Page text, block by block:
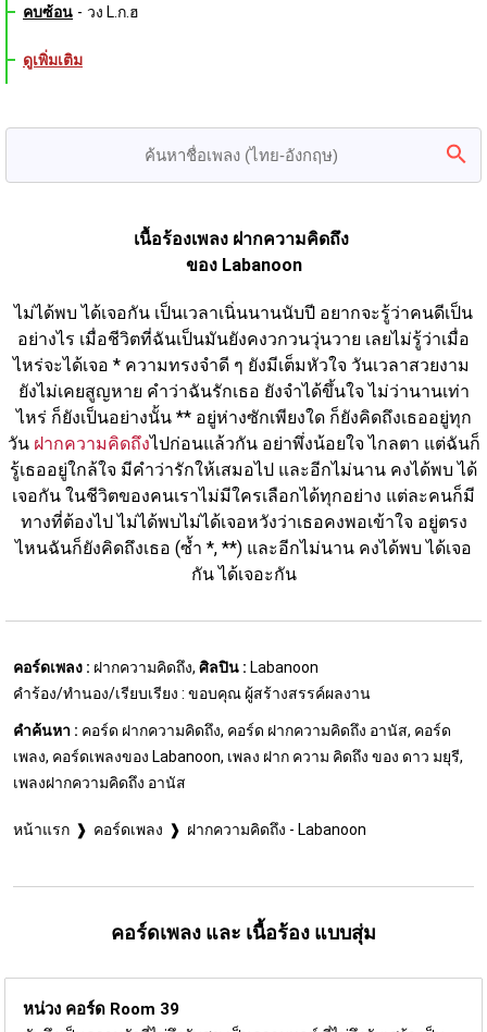
คบซ้อน - วง L.ก.ฮ
ดูเพิ่มเติม
เนื้อร้องเพลง ฝากความคิดถึง
ของ Labanoon
ไม่ได้พบ ได้เจอกัน เป็นเวลาเนิ่นนานนับปี อยากจะรู้ว่าคนดีเป็น
อย่างไร เมื่อชีวิตที่ฉันเป็นมันยังคงวกวนวุ่นวาย เลยไม่รู้ว่าเมื่อ
ไหร่จะได้เจอ * ความทรงจำดี ๆ ยังมีเต็มหัวใจ วันเวลาสวยงาม
ยังไม่เคยสูญหาย คำว่าฉันรักเธอ ยังจำได้ขึ้นใจ ไม่ว่านานเท่า
ไหร่ ก็ยังเป็นอย่างนั้น ** อยู่ห่างซักเพียงใด ก็ยังคิดถึงเธออยู่ทุก
วัน ฝากความคิดถึงไปก่อนแล้วกัน อย่าพึ่งน้อยใจ ไกลตา แต่ฉันก็
รู้เธออยู่ใกล้ใจ มีคำว่ารักให้เสมอไป และอีกไม่นาน คงได้พบ ได้
เจอกัน ในชีวิตของคนเราไม่มีใครเลือกได้ทุกอย่าง แต่ละคนก็มี
ทางที่ต้องไป ไม่ได้พบไม่ได้เจอหวังว่าเธอคงพอเข้าใจ อยู่ตรง
ไหนฉันก็ยังคิดถึงเธอ (ซ้ำ *, **) และอีกไม่นาน คงได้พบ ได้เจอ
กัน ได้เจอะกัน
คอร์ดเพลง : ฝากความคิดถึง, ศิลปิน : Labanoon
คำร้อง/ทำนอง/เรียบเรียง : ขอบคุณ ผู้สร้างสรรค์ผลงาน
คำค้นหา : คอร์ด ฝากความคิดถึง, คอร์ด ฝากความคิดถึง อานัส, คอร์ด
เพลง, คอร์ดเพลงของ Labanoon, เพลง ฝาก ความ คิดถึง ของ ดาว มยุรี,
เพลงฝากความคิดถึง อานัส
หน้าแรก คอร์ดเพลง ฝากความคิดถึง - Labanoon
คอร์ดเพลง และ เนื้อร้อง แบบสุ่ม
หน่วง คอร์ด Room 39